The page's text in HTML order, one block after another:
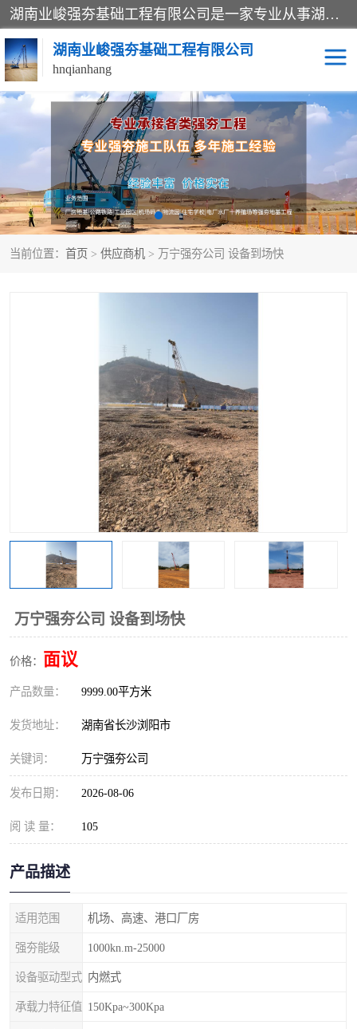
湖南业峻强夯基础工程有限公司是一家专业从事湖南强夯基础工程、强夯机租赁，地基处理的施工单位。业务覆盖：湖南、广东，江西等地。可承接1000KN.m-25000KN.m强夯（置换）工程。公司创始人是国内较早期从事强夯施工的建设者，经过多年的一步一个脚印的发展，在行业内具有较高的度和良好的口碑。
湖南业峻强夯基础工程有限公司
hnqianhang
当前位置： 首页 > 供应商机 > 万宁强夯公司 设备到场快
万宁强夯公司 设备到场快
价格： 面议
产品数量： 9999.00平方米
发货地址： 湖南省长沙浏阳市
关键词： 万宁强夯公司
发布日期： 2026-08-06
阅 读 量： 105
产品描述
适用范围 机场、高速、港口厂房
强夯能级 1000kn.m-25000
设备驱动型式 内燃式
承载力特征值 150Kpa~300Kpa
强夯施工案例 强夯机租赁
强夯施工工程 强夯施工队伍
强夯队伍